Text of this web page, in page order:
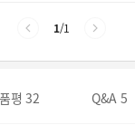
1/1
평 32 Q&A 5